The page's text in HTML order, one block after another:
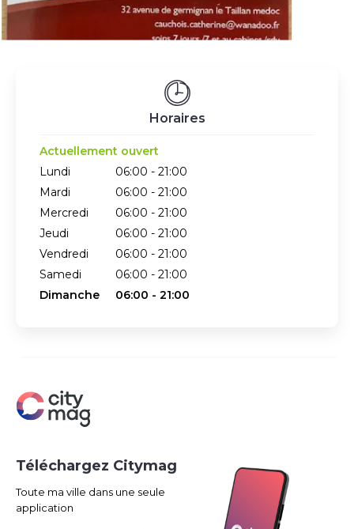
Horaires
Actuellement ouvert
Lundi
06:00 - 21:00
Mardi
06:00 - 21:00
Mercredi
06:00 - 21:00
Jeudi
06:00 - 21:00
Vendredi
06:00 - 21:00
Samedi
06:00 - 21:00
Dimanche
06:00 - 21:00
Téléchargez Citymag
Toute ma ville dans une seule
application